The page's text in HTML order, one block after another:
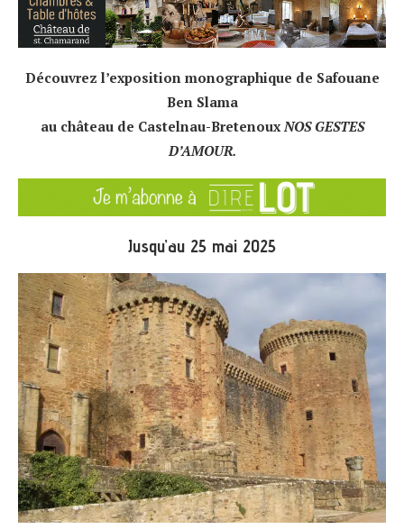
Découvrez l’exposition monographique de Safouane
Ben Slama
au château de Castelnau-BretenouxNOS GESTES
D’AMOUR.
Jusqu’au 25 mai 2025